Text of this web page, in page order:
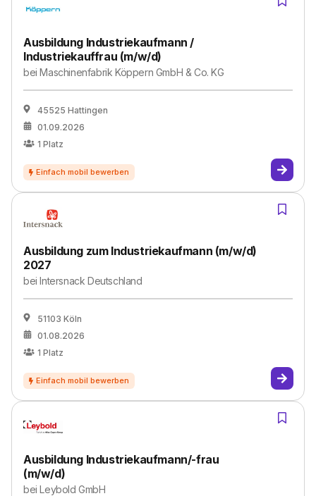
Ausbildung Industriekaufmann /
Industriekauffrau (m/w/d)
beiMaschinenfabrik Köppern GmbH & Co. KG
45525 Hattingen
01.09.2026
1 Platz
Ausbildung zum Industriekaufmann (m/w/d)
2027
beiIntersnack Deutschland
51103 Köln
01.08.2026
1 Platz
Ausbildung Industriekaufmann/-frau
(m/w/d)
beiLeybold GmbH